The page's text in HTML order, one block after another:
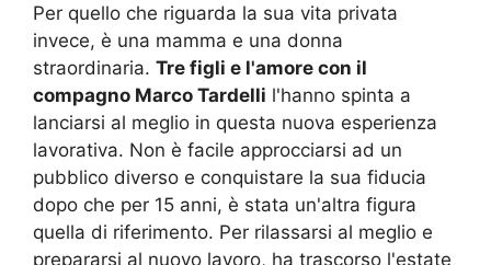
Per quello che riguarda la sua vita privata
invece, è una mamma e una donna
straordinaria. Tre figli e l'amore con il
compagno Marco Tardelli l'hanno spinta a
lanciarsi al meglio in questa nuova esperienza
lavorativa. Non è facile approcciarsi ad un
pubblico diverso e conquistare la sua fiducia
dopo che per 15 anni, è stata un'altra figura
quella di riferimento. Per rilassarsi al meglio e
prepararsi al nuovo lavoro, ha trascorso l'estate